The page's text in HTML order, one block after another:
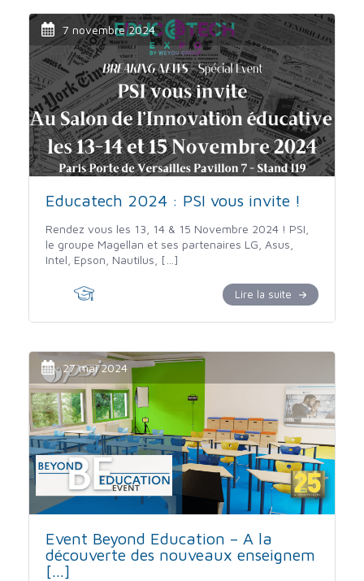
7 novembre 2024
Educatech 2024 : PSI vous invite !
Rendez vous les 13, 14 & 15 Novembre 2024 ! PSI,
le groupe Magellan et ses partenaires LG, Asus,
Intel, Epson, Nautilus, […]
Lire la suite
27 mai 2024
Event Beyond Education – A la
découverte des nouveaux enseignem
[...]